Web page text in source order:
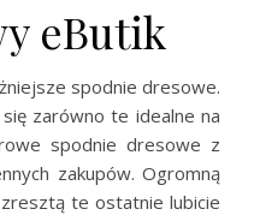
eButik
spodnie dresowe.
zarówno te idealne na
spodnie dresowe z
zakupów. Ogromną
te ostatnie lubicie